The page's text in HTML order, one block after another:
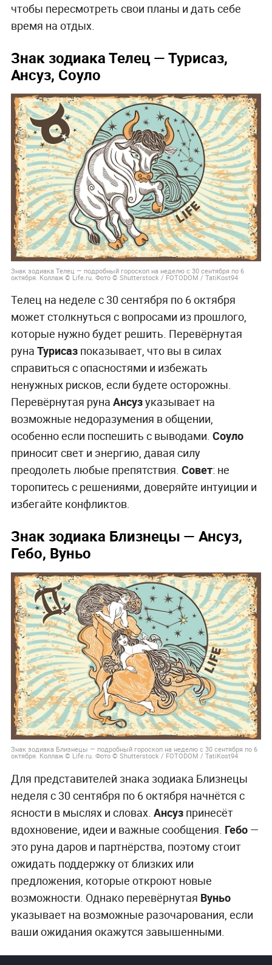
чтобы пересмотреть свои планы и дать себе
время на отдых.
Знак зодиака Телец— Турисаз,
Ансуз, Соуло
Знак зодиака Телец — подробный гороскоп на неделю с 30 сентября по 6
октября. Коллаж © Life.ru. Фото © Shutterstock / FOTODOM / TatiKost94
Телец на неделе с 30 сентября по 6 октября
может столкнуться с вопросами из прошлого,
которые нужно будет решить. Перевёрнутая
руна Турисазпоказывает, что вы в силах
справиться с опасностями и избежать
ненужных рисков, если будете осторожны.
Перевёрнутая руна Ансузуказывает на
возможные недоразумения в общении,
особенно если поспешить с выводами. Соуло
приносит свет и энергию, давая силу
преодолеть любые препятствия. Совет: не
торопитесь с решениями, доверяйте интуиции и
избегайте конфликтов.
Знак зодиака Близнецы — Ансуз,
Гебо, Вуньо
Знак зодиака Близнецы — подробный гороскоп на неделю с 30 сентября по 6
октября. Коллаж © Life.ru. Фото © Shutterstock / FOTODOM / TatiKost94
Для представителей знака зодиака Близнецы
неделя с 30 сентября по 6 октября начнётся с
ясности в мыслях и словах. Ансузпринесёт
вдохновение, идеи и важные сообщения. Гебо—
это руна даров и партнёрства, поэтому стоит
ожидать поддержку от близких или
предложения, которые откроют новые
возможности. Однако перевёрнутая Вуньо
указывает на возможные разочарования, если
ваши ожидания окажутся завышенными.